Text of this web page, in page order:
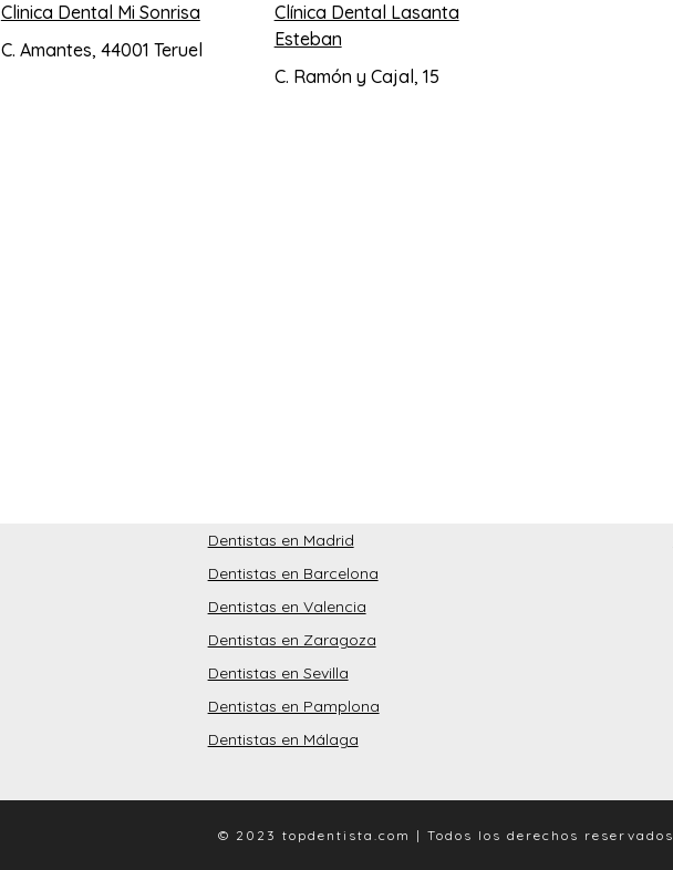
Clinica Dental Mi Sonrisa
C. Amantes, 44001 Teruel
Clínica Dental Lasanta
Esteban
C. Ramón y Cajal, 15
Dentistas en Madrid
Dentistas en Barcelona
Dentistas en Valencia
Dentistas en Zaragoza
Dentistas en Sevilla
Dentistas en Pamplona
Dentistas en Málaga
© 2023 topdentista.com | Todos los derechos reservados